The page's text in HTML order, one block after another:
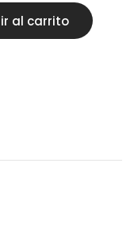
al carrito